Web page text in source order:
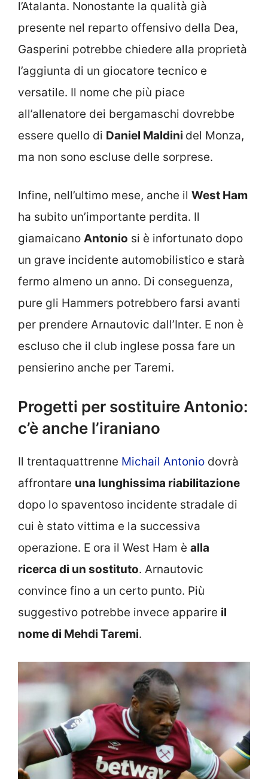
l’Atalanta. Nonostante la qualità già
presente nel reparto offensivo della Dea,
Gasperini potrebbe chiedere alla proprietà
l’aggiunta di un giocatore tecnico e
versatile. Il nome che più piace
all’allenatore dei bergamaschi dovrebbe
essere quello di Daniel Maldini del Monza,
ma non sono escluse delle sorprese.
Infine, nell’ultimo mese, anche il West Ham
ha subito un’importante perdita. Il
giamaicano Antonio si è infortunato dopo
un grave incidente automobilistico e starà
fermo almeno un anno. Di conseguenza,
pure gli Hammers potrebbero farsi avanti
per prendere Arnautovic dall’Inter. E non è
escluso che il club inglese possa fare un
pensierino anche per Taremi.
Progetti per sostituire Antonio:
c’è anche l’iraniano
Il trentaquattrenne Michail Antonio dovrà
affrontare una lunghissima riabilitazione
dopo lo spaventoso incidente stradale di
cui è stato vittima e la successiva
operazione. E ora il West Ham è alla
ricerca di un sostituto. Arnautovic
convince fino a un certo punto. Più
suggestivo potrebbe invece apparire il
nome di Mehdi Taremi.